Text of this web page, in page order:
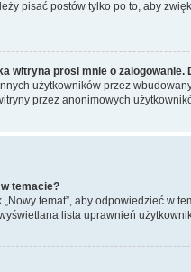
pisać postów tylko po to, aby
witryna prosi mnie o zalogowanie.
użytkowników przez
przez anonimowych
temacie?
temat”, aby odpowiedzieć w
lista uprawnień